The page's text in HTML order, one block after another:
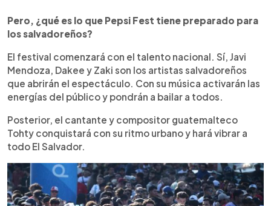
Pero, ¿qué es lo que Pepsi Fest tiene preparado para
los salvadoreños?
El festival comenzará con el talento nacional. Sí, Javi
Mendoza, Dakee y Zaki son los artistas salvadoreños
que abrirán el espectáculo. Con su música activarán las
energías del público y pondrán a bailar a todos.
Posterior, el cantante y compositor guatemalteco
Tohty conquistará con su ritmo urbano y hará vibrar a
todo El Salvador.